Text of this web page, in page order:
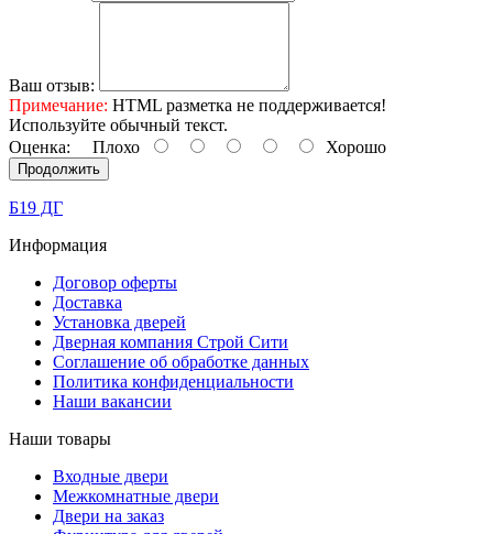
Ваш отзыв:
Примечание: HTML разметка не поддерживается!
Используйте обычный текст.
Оценка: Плохо Хорошо
Продолжить
Б19 ДГ
Информация
Договор оферты
Доставка
Установка дверей
Дверная компания Строй Сити
Соглашение об обработке данных
Политика конфиденциальности
Наши вакансии
Наши товары
Входные двери
Межкомнатные двери
Двери на заказ